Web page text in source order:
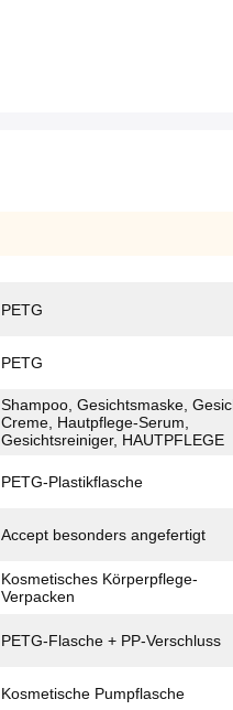
PETG
PETG
Shampoo, Gesichtsmaske,
Creme, Hautpflege-Serum,
Gesichtsreiniger, HAUTPFLEGE
PETG-Plastikflasche
Accept besonders angefertigt
Kosmetisches Körperpflege-
Verpacken
PETG-Flasche + PP-Verschluss
Kosmetische Pumpflasche